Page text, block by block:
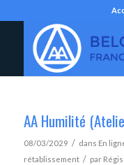
AA Humilité
08/03/2029 / dans En
rétablissement / par Régis